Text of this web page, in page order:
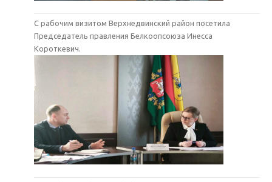
С рабочим визитом Верхнедвинский район посетила
Председатель правления Белкоопсоюза Инесса
Короткевич.